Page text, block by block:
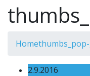
Home
2.9.2016